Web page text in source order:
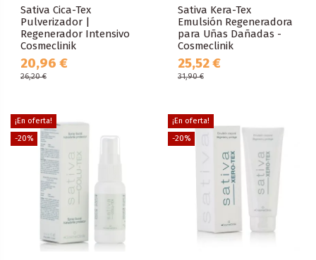
Sativa Cica-Tex
Pulverizador |
Regenerador Intensivo
Cosmeclinik
20,96 €
26,20 €
Sativa Kera-Tex
Emulsión Regeneradora
para Uñas Dañadas -
Cosmeclinik
25,52 €
31,90 €
¡En oferta!
-20%
¡En oferta!
-20%